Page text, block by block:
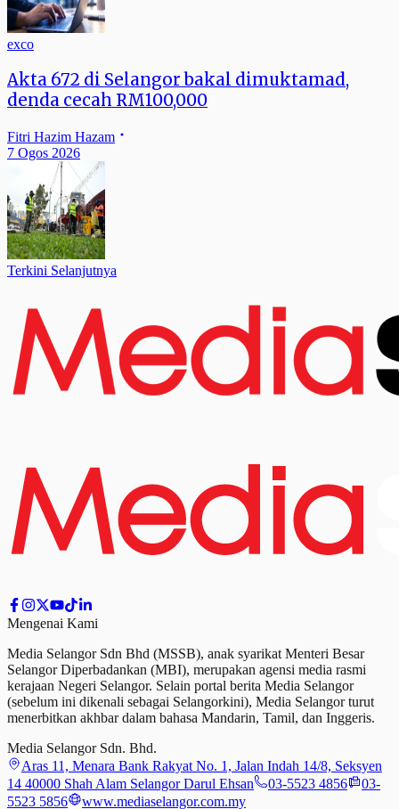
exco
Akta 672 di Selangor bakal dimuktamad,
denda cecah RM100,000
Fitri Hazim Hazam
7 Ogos 2026
Terkini Selanjutnya
Mengenai Kami
Media Selangor Sdn Bhd (MSSB), anak syarikat Menteri Besar
Selangor Diperbadankan (MBI), merupakan agensi media rasmi
kerajaan Negeri Selangor. Selain portal berita Media Selangor
(sebelum ini dikenali sebagai Selangorkini), Media Selangor turut
menerbitkan akhbar dalam bahasa Mandarin, Tamil, dan Inggeris.
Media Selangor Sdn. Bhd.
Aras 11, Menara Bank Rakyat No. 1, Jalan Indah 14/8, Seksyen
14 40000 Shah Alam Selangor Darul Ehsan
03-5523 4856
03-
5523 5856
www.mediaselangor.com.my